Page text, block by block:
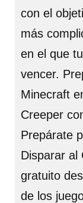
con el
más
en el que
vencer.
Minecraft
Creeper
Prepárate
Disparar al
gratuito
de los